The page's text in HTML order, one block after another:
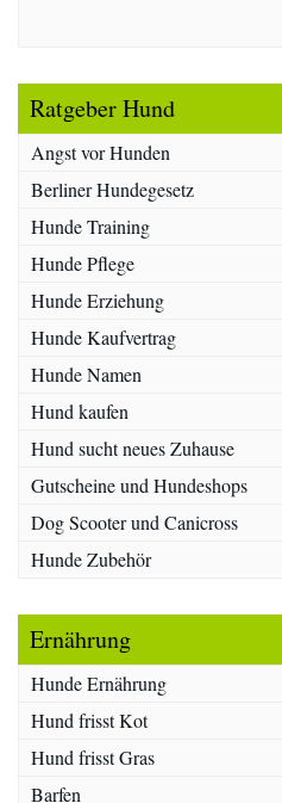
Ratgeber Hund
Angst vor Hunden
Berliner Hundegesetz
Hunde Training
Hunde Pflege
Hunde Erziehung
Hunde Kaufvertrag
Hunde Namen
Hund kaufen
Hund sucht neues Zuhause
Gutscheine und Hundeshops
Dog Scooter und Canicross
Hunde Zubehör
Ernährung
Hunde Ernährung
Hund frisst Kot
Hund frisst Gras
Barfen